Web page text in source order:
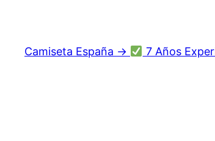
contenido
Camiseta España → 7 Años